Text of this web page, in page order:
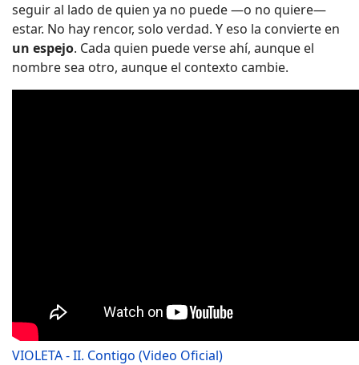
seguir al lado de quien ya no puede —o no quiere—
estar. No hay rencor, solo verdad. Y eso la convierte en
un espejo. Cada quien puede verse ahí, aunque el
nombre sea otro, aunque el contexto cambie.
VIOLETA - II. Contigo (Video Oficial)